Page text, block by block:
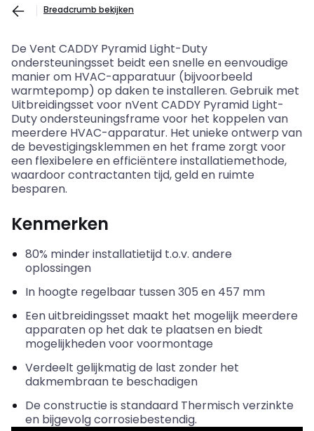
Breadcrumb bekijken
De Vent CADDY Pyramid Light-Duty
ondersteuningsset beidt een snelle en eenvoudige
manier om HVAC-apparatuur (bijvoorbeeld
warmtepomp) op daken te installeren. Gebruik met
Uitbreidingsset voor nVent CADDY Pyramid Light-
Dutyondersteuningsframe voor het koppelen van
meerdere HVAC-apparatur. Het unieke ontwerp van
de bevestigingsklemmen en het frame zorgt voor
een flexibelere en efficiëntere installatiemethode,
waardoor contractanten tijd, geld en ruimte
besparen.
Kenmerken
80% minder installatietijd t.o.v. andere
oplossingen
In hoogte regelbaar tussen 305 en 457 mm
Een uitbreidingsset maakt het mogelijk meerdere
apparaten op het dak te plaatsen en biedt
mogelijkheden voor voormontage
Verdeelt gelijkmatig de last zonder het
dakmembraan te beschadigen
De constructie is standaard Thermisch verzinkte
en bijgevolg corrosiebestendig.